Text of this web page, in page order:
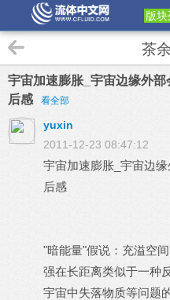
版块
茶
宇宙加速膨胀_宇宙边缘外
后感
看全部
yuxin
2011-12-23 08:47:12
宇宙加速膨胀_宇宙边
后感
"暗能量"假说：充溢空
强在长距离类似于一种
宇宙中失落物质等问题